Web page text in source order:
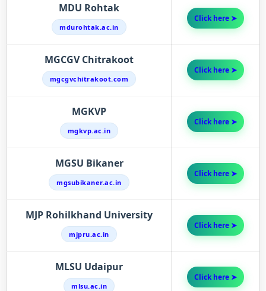
MDU Rohtak
mdurohtak.ac.in
Click here ➤
MGCGV Chitrakoot
mgcgvchitrakoot.com
Click here ➤
MGKVP
mgkvp.ac.in
Click here ➤
MGSU Bikaner
mgsubikaner.ac.in
Click here ➤
MJP Rohilkhand University
mjpru.ac.in
Click here ➤
MLSU Udaipur
mlsu.ac.in
Click here ➤